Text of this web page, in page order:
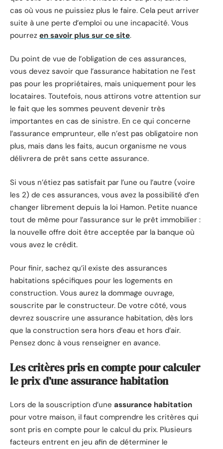
cas où vous ne puissiez plus le faire. Cela peut arriver
suite à une perte d’emploi ou une incapacité. Vous
pourrez en savoir plus sur ce site.
Du point de vue de l’obligation de ces assurances,
vous devez savoir que l’assurance habitation ne l’est
pas pour les propriétaires, mais uniquement pour les
locataires. Toutefois, nous attirons votre attention sur
le fait que les sommes peuvent devenir très
importantes en cas de sinistre. En ce qui concerne
l’assurance emprunteur, elle n’est pas obligatoire non
plus, mais dans les faits, aucun organisme ne vous
délivrera de prêt sans cette assurance.
Si vous n’étiez pas satisfait par l’une ou l’autre (voire
les 2) de ces assurances, vous avez la possibilité d’en
changer librement depuis la loi Hamon. Petite nuance
tout de même pour l’assurance sur le prêt immobilier :
la nouvelle offre doit être acceptée par la banque où
vous avez le crédit.
Pour finir, sachez qu’il existe des assurances
habitations spécifiques pour les logements en
construction. Vous aurez la dommage ouvrage,
souscrite par le constructeur. De votre côté, vous
devrez souscrire une assurance habitation, dès lors
que la construction sera hors d’eau et hors d’air.
Pensez donc à vous renseigner en avance.
Les critères pris en compte pour calculer
le prix d’une assurance habitation
Lors de la souscription d’une assurance habitation
pour votre maison, il faut comprendre les critères qui
sont pris en compte pour le calcul du prix. Plusieurs
facteurs entrent en jeu afin de déterminer le